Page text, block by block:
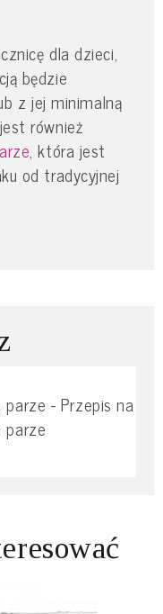
dla dzieci,
będzie
z jej minimalną
również
, która jest
od tradycyjnej
- Przepis na
parze